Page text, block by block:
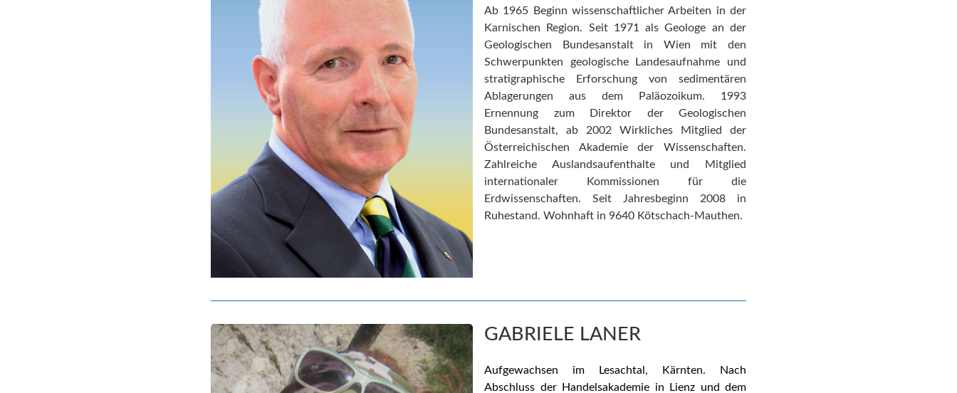
Ab 1965 Beginn wissenschaftlicher Arbeiten in der
Karnischen Region. Seit 1971 als Geologe an der
Geologischen Bundesanstalt in Wien mit den
Schwerpunkten geologische Landesaufnahme und
stratigraphische Erforschung von sedimentären
Ablagerungen aus dem Paläozoikum. 1993
Ernennung zum Direktor der Geologischen
Bundesanstalt, ab 2002 Wirkliches Mitglied der
Österreichischen Akademie der Wissenschaften.
Zahlreiche Auslandsaufenthalte und Mitglied
internationaler Kommissionen für die
Erdwissenschaften. Seit Jahresbeginn 2008 in
Ruhestand. Wohnhaft in 9640 Kötschach-Mauthen.
GABRIELE LANER
Aufgewachsen im Lesachtal, Kärnten. Nach
Abschluss der Handelsakademie in Lienz und dem